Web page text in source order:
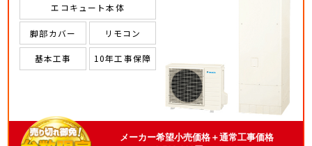
エコキュート本体
脚部カバー リモコン
基本工事 10年工事保障
メーカー希望小売価格＋通常工事価格